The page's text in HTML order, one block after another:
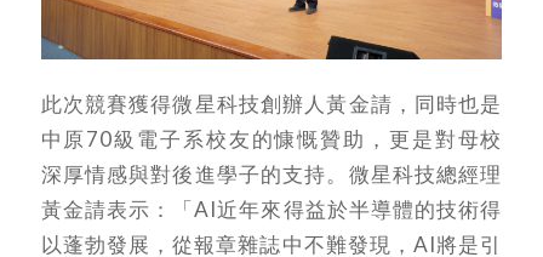
此次競賽獲得微星科技創辦人黃金請，同時也是
中原70級電子系校友的慷慨贊助，更是對母校
深厚情感與對後進學子的支持。微星科技總經理
黃金請表示：「AI近年來得益於半導體的技術得
以蓬勃發展，從報章雜誌中不難發現，AI將是引